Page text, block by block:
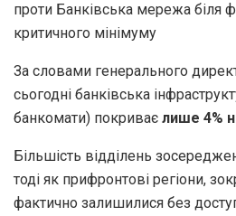
проти Банківська мережа біля
критичного мінімуму
За словами генерального
сьогодні банківська
банкомати) покриває лише 4%
Більшість відділень
тоді як прифронтові регіони,
фактично залишилися без